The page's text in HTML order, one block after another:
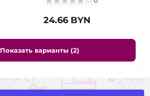
24.66 BYN
Показать варианты (2)